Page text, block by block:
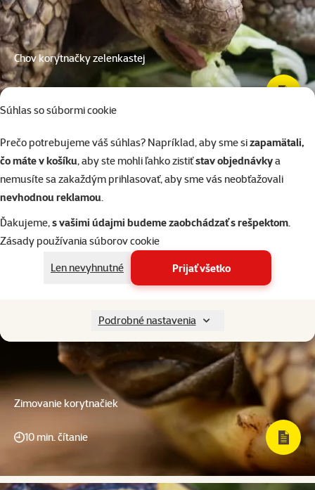
Súhlas so súbormi cookie
Prečo potrebujeme váš súhlas? Napríklad, aby sme sizapamätali,
čo máte v košíku, aby ste mohli ľahko zistiťstav objednávkya
nemusíte sa zakaždým prihlasovať, aby sme vás neobťažovali
nevhodnou reklamou.
Ďakujeme,s vašimi údajmi budeme zaobchádzať s rešpektom.
Zásady používania súborov cookie
Len nevyhnutné
Prijať všetko
Podrobné nastavenia
Chov korytnačky zelenkastej
Zimovanie korytnačiek
10 min. čítanie